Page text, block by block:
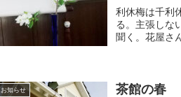
利休梅は千利
る。主張しな
聞く。花屋さ
お知らせ 茶館の春